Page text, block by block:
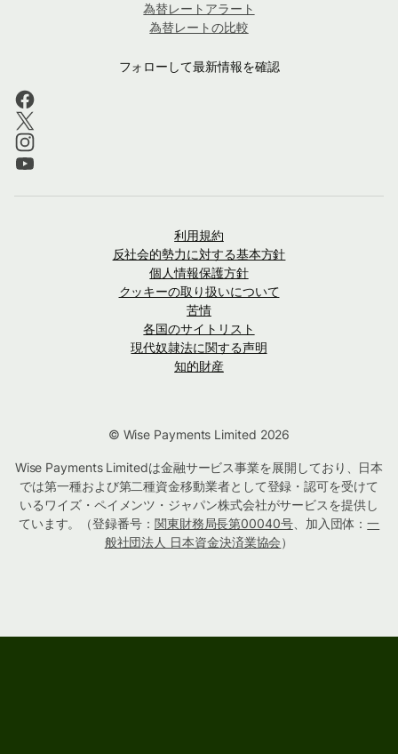
為替レートアラート
為替レートの比較
フォローして最新情報を確認
利用規約
反社会的勢力に対する基本方針
個人情報保護方針
クッキーの取り扱いについて
苦情
各国のサイトリスト
現代奴隷法に関する声明
知的財産
© Wise Payments Limited 2026
Wise Payments Limitedは金融サービス事業を展開しており、日本
では第一種および第二種資金移動業者として登録・認可を受けて
いるワイズ・ペイメンツ・ジャパン株式会社がサービスを提供し
ています。（登録番号： 関東財務局長第00040号、加入団体：一
般社団法人 日本資金決済業協会）